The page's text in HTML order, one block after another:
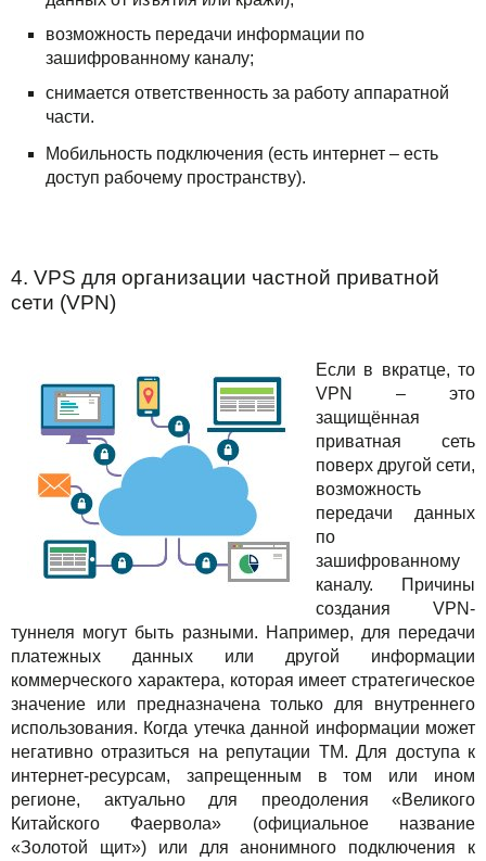
возможность передачи информации по
зашифрованному каналу;
снимается ответственность за работу аппаратной
части.
Мобильность подключения (есть интернет – есть
доступ рабочему пространству).
4. VPS для организации частной приватной
сети (VPN)
Если в вкратце, то
VPN – это
защищённая
приватная сеть
поверх другой сети,
возможность
передачи данных
по
зашифрованному
каналу. Причины
создания VPN-
туннеля могут быть разными. Например, для передачи
платежных данных или другой информации
коммерческого характера, которая имеет стратегическое
значение или предназначена только для внутреннего
использования. Когда утечка данной информации может
негативно отразиться на репутации ТМ. Для доступа к
интернет-ресурсам, запрещенным в том или ином
регионе, актуально для преодоления «Великого
Китайского Фаервола» (официальное название
«Золотой щит») или для анонимного подключения к